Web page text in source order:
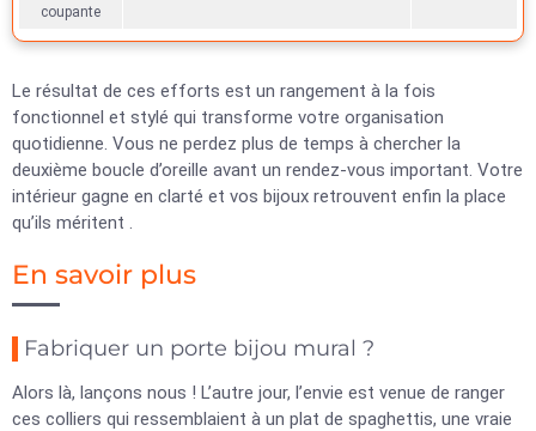
coupante
Le résultat de ces efforts est un rangement à la fois
fonctionnel et stylé qui transforme votre organisation
quotidienne. Vous ne perdez plus de temps à chercher la
deuxième boucle d’oreille avant un rendez-vous important. Votre
intérieur gagne en clarté et vos bijoux retrouvent enfin la place
qu’ils méritent .
En savoir plus
Fabriquer un porte bijou mural ?
Alors là, lançons nous ! L’autre jour, l’envie est venue de ranger
ces colliers qui ressemblaient à un plat de spaghettis, une vraie